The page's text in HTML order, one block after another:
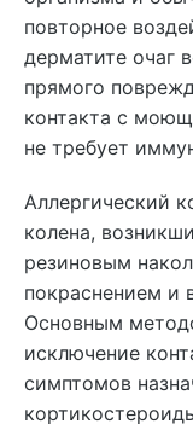
повторное
дерматите очаг
прямого
контакта с
не требует
Аллергический
колена,
резиновым
покраснением и
Основным
исключение
симптомов